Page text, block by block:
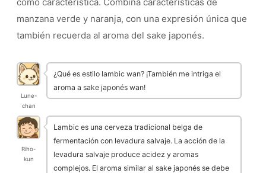
manzana verde y naranja, con una expresión única que
también recuerda al aroma del sake japonés.
Lune-
chan
¿Qué es estilo lambic wan? ¡También me intriga el
aroma a sake japonés wan!
Riho-
kun
Lambic es una cerveza tradicional belga de
fermentación con levadura salvaje. La acción de la
levadura salvaje produce acidez y aromas
complejos. El aroma similar al sake japonés se debe